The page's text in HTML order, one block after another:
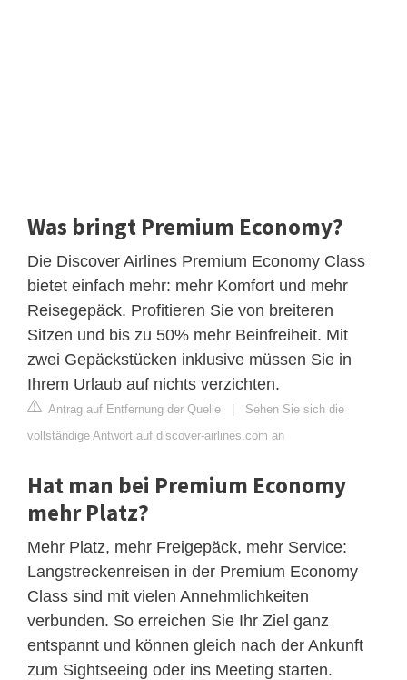
Was bringt Premium Economy?
Die Discover Airlines Premium Economy Class
bietet einfach mehr: mehr Komfort und mehr
Reisegepäck. Profitieren Sie von breiteren
Sitzen und bis zu 50% mehr Beinfreiheit. Mit
zwei Gepäckstücken inklusive müssen Sie in
Ihrem Urlaub auf nichts verzichten.
Antrag auf Entfernung der Quelle | Sehen Sie sich die
vollständige Antwort auf discover-airlines.com an
Hat man bei Premium Economy
mehr Platz?
Mehr Platz, mehr Freigepäck, mehr Service:
Langstreckenreisen in der Premium Economy
Class sind mit vielen Annehmlichkeiten
verbunden. So erreichen Sie Ihr Ziel ganz
entspannt und können gleich nach der Ankunft
zum Sightseeing oder ins Meeting starten.